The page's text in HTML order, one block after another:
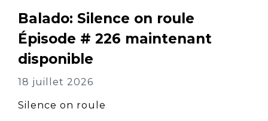
Balado: Silence on roule
Épisode # 226 maintenant
disponible
18 juillet 2026
Silence on roule